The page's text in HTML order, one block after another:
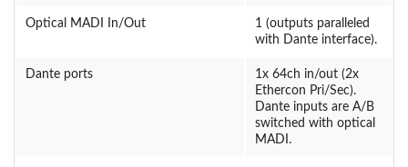
Optical MADI In/Out
1 (outputs paralleled
with Dante interface).
Dante ports
1x 64ch in/out (2x
Ethercon Pri/Sec).
Dante inputs are A/B
switched with optical
MADI.